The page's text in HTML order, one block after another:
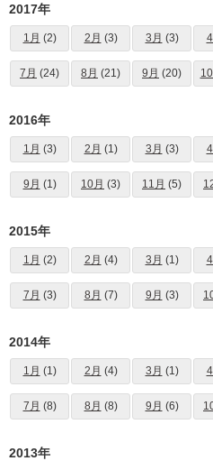
2017年
1月 (2) 2月 (3) 3月 (3)
7月 (24) 8月 (21) 9月 (20)
2016年
1月 (3) 2月 (1) 3月 (3)
9月 (1) 10月 (3) 11月 (5)
2015年
1月 (2) 2月 (4) 3月 (1)
7月 (3) 8月 (7) 9月 (3)
2014年
1月 (1) 2月 (4) 3月 (1)
7月 (8) 8月 (8) 9月 (6)
2013年